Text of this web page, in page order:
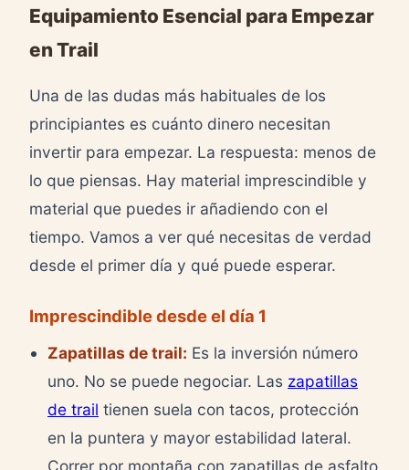
Equipamiento Esencial para Empezar
en Trail
Una de las dudas más habituales de los
principiantes es cuánto dinero necesitan
invertir para empezar. La respuesta: menos de
lo que piensas. Hay material imprescindible y
material que puedes ir añadiendo con el
tiempo. Vamos a ver qué necesitas de verdad
desde el primer día y qué puede esperar.
Imprescindible desde el día 1
Zapatillas de trail: Es la inversión número
uno. No se puede negociar. Las zapatillas
de trail tienen suela con tacos, protección
en la puntera y mayor estabilidad lateral.
Correr por montaña con zapatillas de asfalto